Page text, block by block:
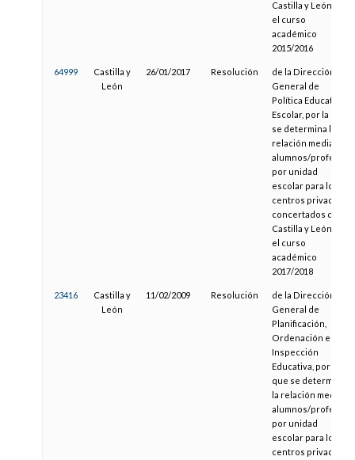
Castilla y León en
el curso
académico
2015/2016
64999
Castilla y
León
26/01/2017 Resolución
de la Dirección
General de
Política Educativa
Escolar, por la que
se determina la
relación media
alumnos/profesor
por unidad
escolar para los
centros privados
concertados de
Castilla y León en
el curso
académico
2017/2018
23416
Castilla y
León
11/02/2009 Resolución
de la Dirección
General de
Planificación,
Ordenación e
Inspección
Educativa, por la
que se determina
la relación media
alumnos/profesor
por unidad
escolar para los
centros privados